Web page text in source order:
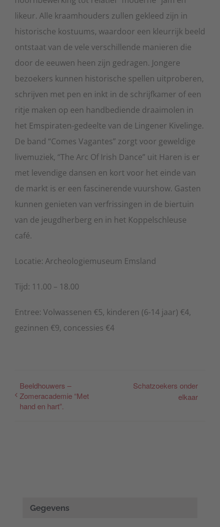
likeur. Alle kraamhouders zullen gekleed zijn in
historische kostuums, waardoor een kleurrijk beeld
ontstaat van de vele verschillende manieren die
door de eeuwen heen zijn gedragen. Jongere
bezoekers kunnen historische spellen uitproberen,
schrijven met pen en inkt in de schrijfkamer of een
ritje maken op een handbediende draaimolen in
het Emspiraten-gedeelte van de Lingener Kivelinge.
De band “Comes Vagantes” zorgt voor geweldige
livemuziek, “The Arc Of Irish Dance” uit Haren is er
met levendige dansen en kort voor het einde van
de markt is er een fascinerende vuurshow. Gasten
kunnen genieten van verfrissingen in de biertuin
van de jeugdherberg en in het Koppelschleuse
café.
Locatie: Archeologiemuseum Emsland
Tijd: 11.00 – 18.00
Entree: Volwassenen €5, kinderen (6-14 jaar) €4,
gezinnen €9, concessies €4
Beeldhouwers –
Zomeracademie “Met
hand en hart”.
Schatzoekers onder
elkaar
Gegevens